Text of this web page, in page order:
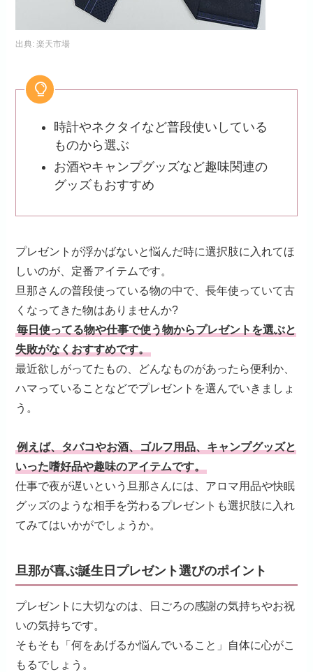
出典:楽天市場
時計やネクタイなど普段使いしている
ものから選ぶ
お酒やキャンプグッズなど趣味関連の
グッズもおすすめ
プレゼントが浮かばないと悩んだ時に選択肢に入れてほ
しいのが、定番アイテムです。
旦那さんの普段使っている物の中で、長年使っていて古
くなってきた物はありませんか?
毎日使ってる物や仕事で使う物からプレゼントを選ぶと
失敗がなくおすすめです。
最近欲しがってたもの、どんなものがあったら便利か、
ハマっていることなどでプレゼントを選んでいきましょ
う。
例えば、タバコやお酒、ゴルフ用品、キャンプグッズと
いった嗜好品や趣味のアイテムです。
仕事で夜が遅いという旦那さんには、アロマ用品や快眠
グッズのような相手を労わるプレゼントも選択肢に入れ
てみてはいかがでしょうか。
旦那が喜ぶ誕生日プレゼント選びのポイント
プレゼントに大切なのは、日ごろの感謝の気持ちやお祝
いの気持ちです。
そもそも「何をあげるか悩んでいること」自体に心がこ
もるでしょう。